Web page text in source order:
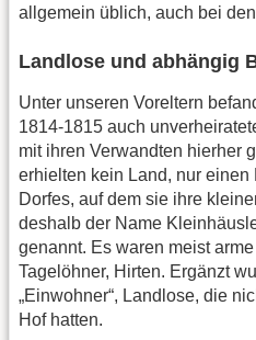
allgemein üblich, auch bei
Landlose und abhängig
Unter unseren Voreltern
1814-1815 auch
mit ihren Verwandten hierher
erhielten kein Land, nur einen
Dorfes, auf dem sie ihre
deshalb der Name
genannt. Es waren meist
Tagelöhner, Hirten. Ergänzt
„Einwohner“, Landlose, die
Hof hatten.